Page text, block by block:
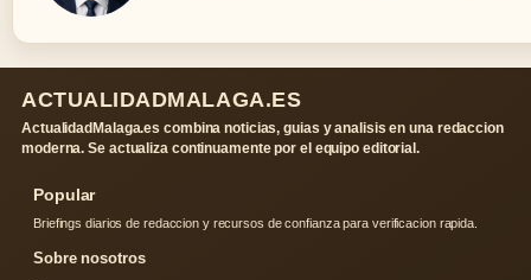
ACTUALIDADMALAGA.ES
ActualidadMalaga.es combina noticias, guias y analisis en una redaccion
moderna. Se actualiza continuamente por el equipo editorial.
Popular
Briefings diarios de redaccion y recursos de confianza para verificacion rapida.
Sobre nosotros